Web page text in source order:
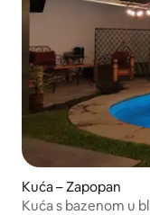
Kuća – Zapopan
Kuća s bazenom u